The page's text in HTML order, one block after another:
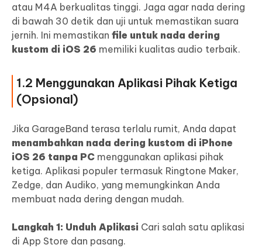
atau M4A berkualitas tinggi. Jaga agar nada dering
di bawah 30 detik dan uji untuk memastikan suara
jernih. Ini memastikan file untuk nada dering
kustom di iOS 26 memiliki kualitas audio terbaik.
1.2 Menggunakan Aplikasi Pihak Ketiga
(Opsional)
Jika GarageBand terasa terlalu rumit, Anda dapat
menambahkan nada dering kustom di iPhone
iOS 26 tanpa PC menggunakan aplikasi pihak
ketiga. Aplikasi populer termasuk Ringtone Maker,
Zedge, dan Audiko, yang memungkinkan Anda
membuat nada dering dengan mudah.
Langkah 1: Unduh Aplikasi Cari salah satu aplikasi
di App Store dan pasang.